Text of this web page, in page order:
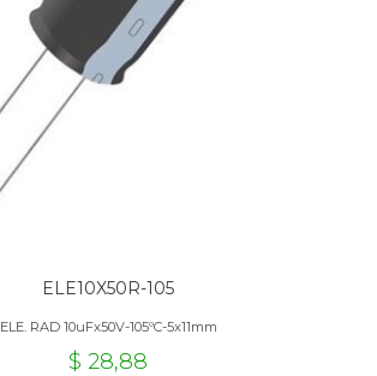
ELE10X50R-105
ELE. RAD 10uFx50V-105ºC-5x11mm
$ 28,88